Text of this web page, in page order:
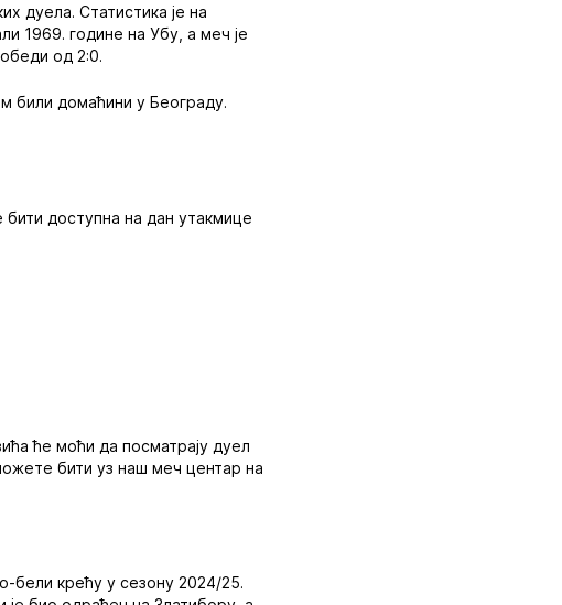
дуела. Статистика је на
1969. године на Убу, а меч је
од 2:0.
били домаћини у Београду.
доступна на дан утакмице
ће моћи да посматрају дуел
бити уз наш меч центар на
бели крећу у сезону 2024/25.